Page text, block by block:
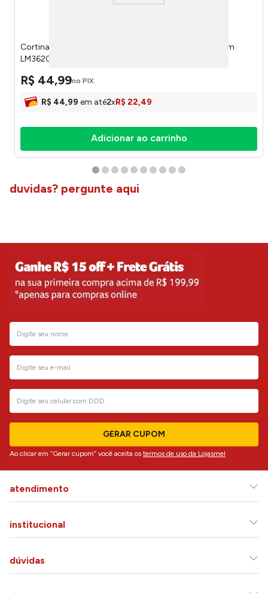
Cortina Box Estampa Sortida Plástico PEVA 178x183cm
LM3620AMB - honeyhome
R$ 44,99no PIX
R$ 44,99 em até2xR$ 22,49
Adicionar ao carrinho
duvidas? pergunte aqui
GERAR CUPOM
Ao clicar em “Gerar cupom” você aceita os termos de uso da Lojasmel
atendimento
institucional
dúvidas